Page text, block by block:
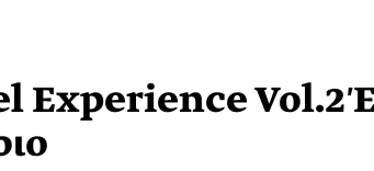
Experience Vol.2